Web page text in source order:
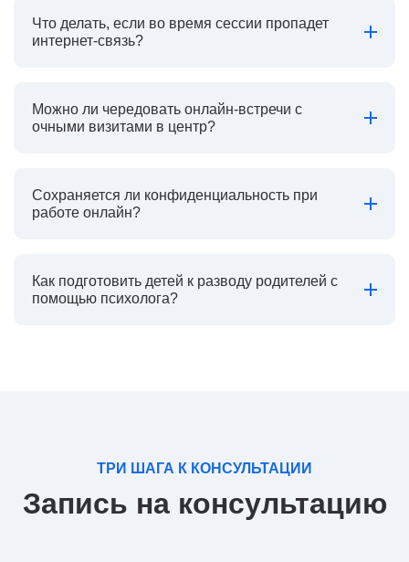
Что делать, если во время сессии пропадет
интернет-связь?
Можно ли чередовать онлайн-встречи с
очными визитами в центр?
Сохраняется ли конфиденциальность при
работе онлайн?
Как подготовить детей к разводу родителей с
помощью психолога?
ТРИ ШАГА К КОНСУЛЬТАЦИИ
Запись на консультацию